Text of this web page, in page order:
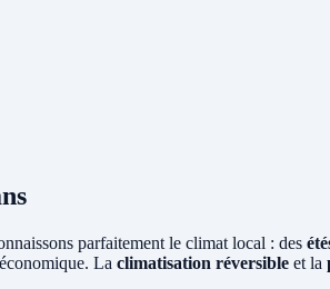
parfaitement le climat local : des
La climatisation réversible et la